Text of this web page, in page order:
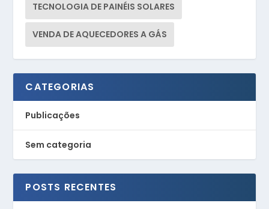
TECNOLOGIA DE PAINÉIS SOLARES
VENDA DE AQUECEDORES A GÁS
CATEGORIAS
Publicações
Sem categoria
POSTS RECENTES